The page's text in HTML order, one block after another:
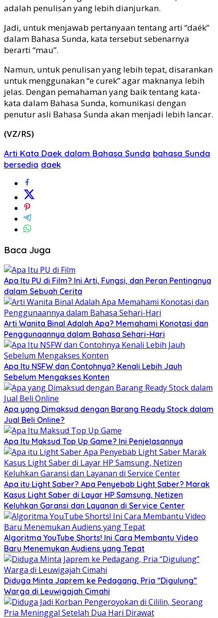
adalah penulisan yang lebih dianjurkan.
Jadi, untuk menjawab pertanyaan tentang arti “daék”
dalam Bahasa Sunda, kata tersebut sebenarnya
berarti “mau”.
Namun, untuk penulisan yang lebih tepat, disarankan
untuk menggunakan “e curek” agar maknanya lebih
jelas. Dengan pemahaman yang baik tentang kata-
kata dalam Bahasa Sunda, komunikasi dengan
penutur asli Bahasa Sunda akan menjadi lebih lancar.
(VZ/RS)
Arti Kata Daek dalam Bahasa Sunda bahasa Sunda
bersedia daek
Baca Juga
Apa Itu PU di Film? Ini Arti, Fungsi, dan Peran Pentingnya
dalam Sebuah Cerita
Arti Wanita Binal Adalah Apa? Memahami Konotasi dan
Penggunaannya dalam Bahasa Sehari-Hari
Apa Itu NSFW dan Contohnya? Kenali Lebih Jauh
Sebelum Mengakses Konten
Apa yang Dimaksud dengan Barang Ready Stock dalam
Jual Beli Online?
Apa Itu Maksud Top Up Game? Ini Penjelasannya
Apa itu Light Saber? Apa Penyebab Light Saber? Marak
Kasus Light Saber di Layar HP Samsung, Netizen
Keluhkan Garansi dan Layanan di Service Center
Algoritma YouTube Shorts! Ini Cara Membantu Video
Baru Menemukan Audiens yang Tepat
Diduga Minta Japrem ke Pedagang, Pria “Digulung”
Warga di Leuwigajah Cimahi